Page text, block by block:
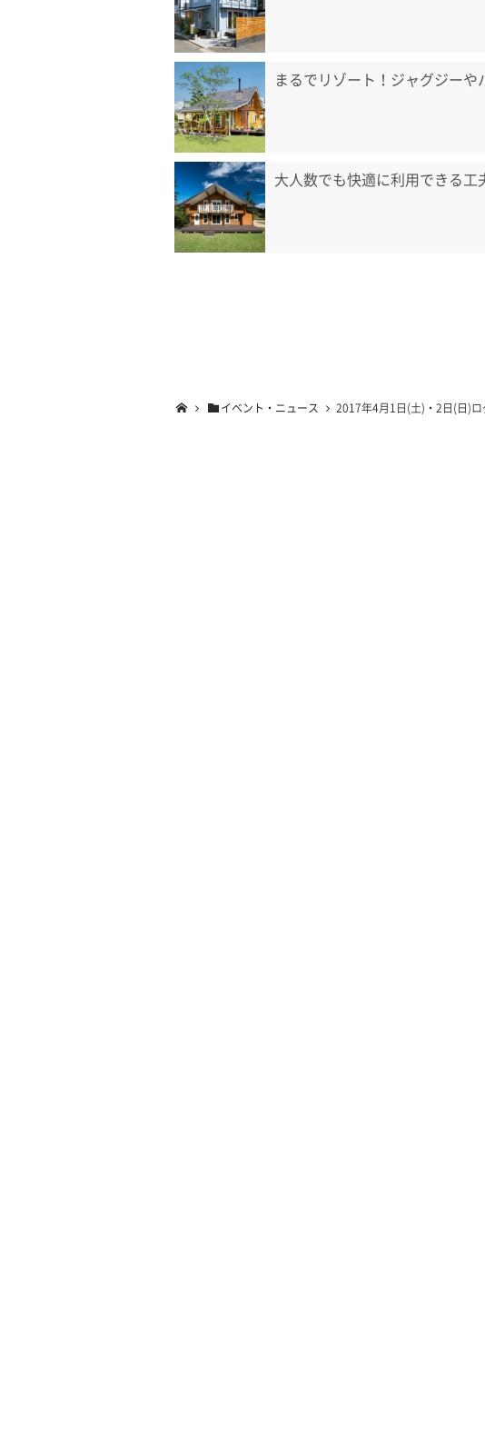
まるでリゾート！ジャグジー
大人数でも快適に利用できる工
イベント・ニュース 2017年4月1日(土)・2日(日)